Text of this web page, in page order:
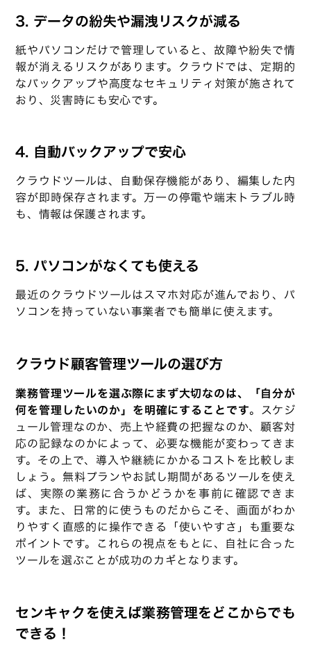
3. データの紛失や漏洩リスクが減る
紙やパソコンだけで管理していると、故障や紛失で情
報が消えるリスクがあります。クラウドでは、定期的
なバックアップや高度なセキュリティ対策が施されて
おり、災害時にも安心です。
4. 自動バックアップで安心
クラウドツールは、自動保存機能があり、編集した内
容が即時保存されます。万一の停電や端末トラブル時
も、情報は保護されます。
5. パソコンがなくても使える
最近のクラウドツールはスマホ対応が進んでおり、パ
ソコンを持っていない事業者でも簡単に使えます。
クラウド顧客管理ツールの選び方
業務管理ツールを選ぶ際にまず大切なのは、「自分が
何を管理したいのか」を明確にすることです。スケジ
ュール管理なのか、売上や経費の把握なのか、顧客対
応の記録なのかによって、必要な機能が変わってきま
す。その上で、導入や継続にかかるコストを比較しま
しょう。無料プランやお試し期間があるツールを使え
ば、実際の業務に合うかどうかを事前に確認できま
す。また、日常的に使うものだからこそ、画面がわか
りやすく直感的に操作できる「使いやすさ」も重要な
ポイントです。これらの視点をもとに、自社に合った
ツールを選ぶことが成功のカギとなります。
センキャクを使えば業務管理をどこからでも
できる！